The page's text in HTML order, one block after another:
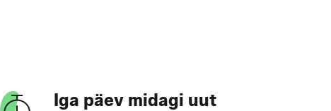
Iga päev midagi uut